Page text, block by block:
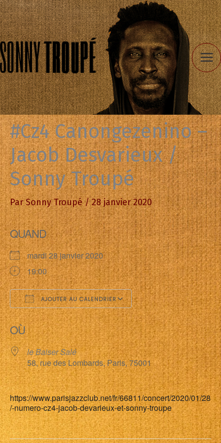
Aller
au
contenu
#Cz4 Canongezenino –
Jacob Desvarieux /
Sonny Troupé
ParSonny Troupé/28 janvier 2020
QUAND
mardi 28 janvier 2020
19:00
AJOUTER AU CALENDRIER
Télécharger ICS Calendrier Google
OÙ
le Baiser Salé
58, rue des Lombards, Paris, 75001
https://www.parisjazzclub.net/fr/66811/concert/2020/01/28
/-numero-cz4-jacob-devarieux-et-sonny-troupe